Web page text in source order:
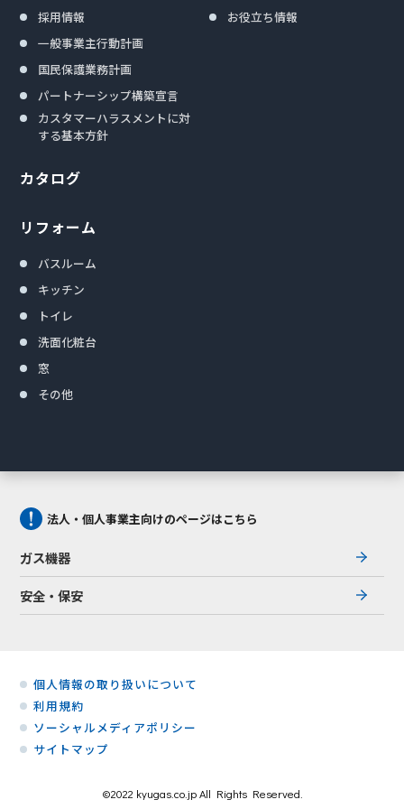
採用情報
一般事業主行動計画
国民保護業務計画
パートナーシップ構築宣言
カスタマーハラスメントに対
する基本方針
カタログ
リフォーム
バスルーム
キッチン
トイレ
洗面化粧台
窓
その他
お役立ち情報
法人・個人事業主向けのページはこちら
ガス機器
安全・保安
個人情報の取り扱いについて
利用規約
ソーシャルメディアポリシー
サイトマップ
©2022 kyugas.co.jp All Rights Reserved.